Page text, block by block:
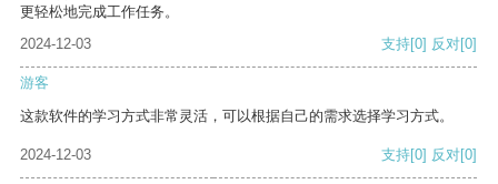
更轻松地完成工作任务。
2024-12-03
支持[0] 反对[0]
游客
这款软件的学习方式非常灵活，可以根据自己的需求选择学习方式。
2024-12-03 支持[0] 反对[0]